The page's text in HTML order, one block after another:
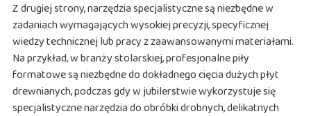
Z drugiej strony, narzędzia specjalistyczne są niezbędne w
zadaniach wymagających wysokiej precyzji, specyficznej
wiedzy technicznej lub pracy z zaawansowanymi materiałami.
Na przykład, w branży stolarskiej, profesjonalne piły
formatowe są niezbędne do dokładnego cięcia dużych płyt
drewnianych, podczas gdy w jubilerstwie wykorzystuje się
specjalistyczne narzędzia do obróbki drobnych, delikatnych